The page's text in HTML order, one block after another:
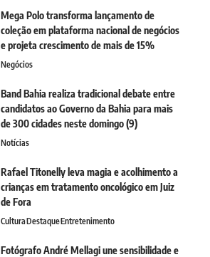
Mega Polo transforma lançamento de
coleção em plataforma nacional de negócios
e projeta crescimento de mais de 15%
Negócios
Band Bahia realiza tradicional debate entre
candidatos ao Governo da Bahia para mais
de 300 cidades neste domingo (9)
Notícias
Rafael Titonelly leva magia e acolhimento a
crianças em tratamento oncológico em Juiz
de Fora
CulturaDestaqueEntretenimento
Fotógrafo André Mellagi une sensibilidade e